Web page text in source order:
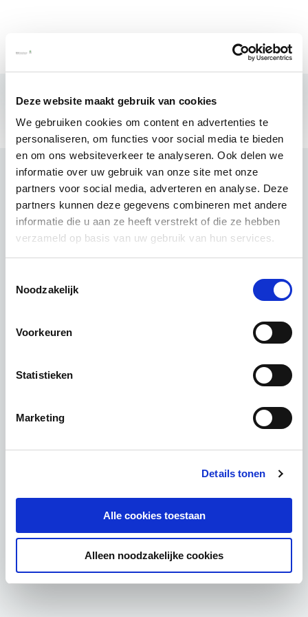
Deze website maakt gebruik van cookies
We gebruiken cookies om content en advertenties te
personaliseren, om functies voor social media te bieden
en om ons websiteverkeer te analyseren. Ook delen we
informatie over uw gebruik van onze site met onze
partners voor social media, adverteren en analyse. Deze
partners kunnen deze gegevens combineren met andere
informatie die u aan ze heeft verstrekt of die ze hebben
verzameld op basis van uw gebruik van hun services.
Noodzakelijk
Voorkeuren
Statistieken
Marketing
Details tonen
Alle cookies toestaan
Alleen noodzakelijke cookies